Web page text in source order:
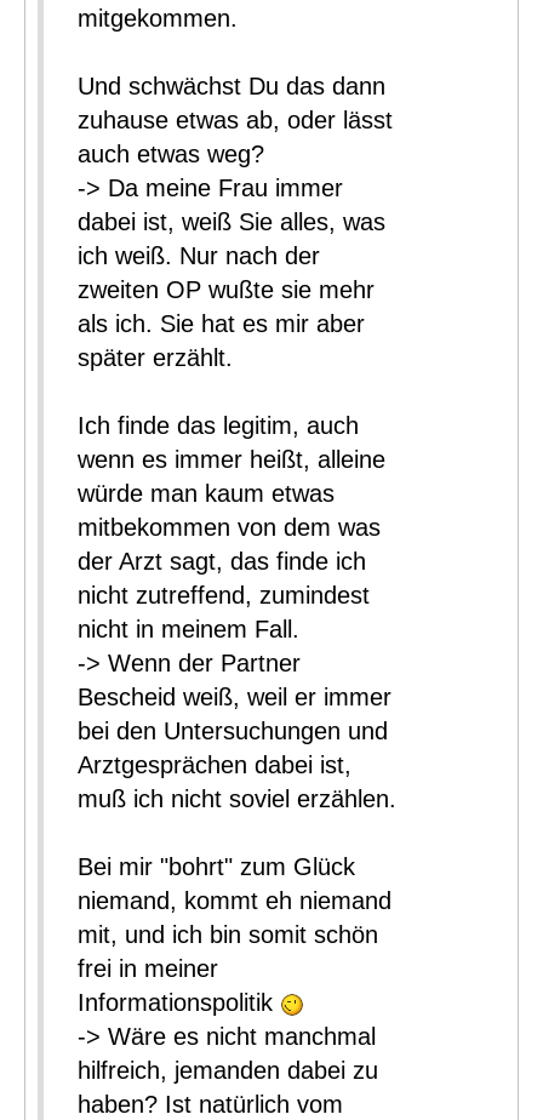
mitgekommen.
Und schwächst Du das dann
zuhause etwas ab, oder lässt
auch etwas weg?
-> Da meine Frau immer
dabei ist, weiß Sie alles, was
ich weiß. Nur nach der
zweiten OP wußte sie mehr
als ich. Sie hat es mir aber
später erzählt.
Ich finde das legitim, auch
wenn es immer heißt, alleine
würde man kaum etwas
mitbekommen von dem was
der Arzt sagt, das finde ich
nicht zutreffend, zumindest
nicht in meinem Fall.
-> Wenn der Partner
Bescheid weiß, weil er immer
bei den Untersuchungen und
Arztgesprächen dabei ist,
muß ich nicht soviel erzählen.
Bei mir "bohrt" zum Glück
niemand, kommt eh niemand
mit, und ich bin somit schön
frei in meiner
Informationspolitik
-> Wäre es nicht manchmal
hilfreich, jemanden dabei zu
haben? Ist natürlich vom